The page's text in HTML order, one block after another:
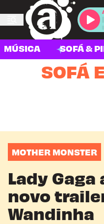
MÚSICA SOFÁ &
SOFÁ
MOTHER MONSTER
Lady Gaga
novo
Wandinha